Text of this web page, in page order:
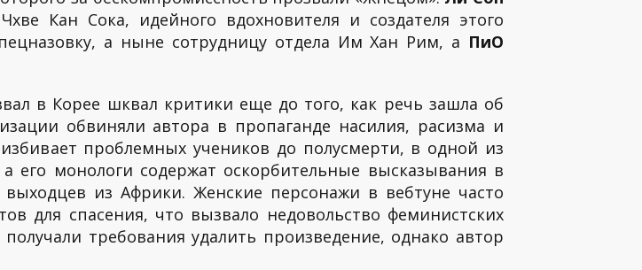
Кан Сока, идейного вдохновителя и создателя этого
а ныне сотрудницу отдела Им Хан Рим, а ПиО
в Корее шквал критики еще до того, как речь зашла об
обвиняли автора в пропаганде насилия, расизма и
проблемных учеников до полусмерти, в одной из
монологи содержат оскорбительные высказывания в
из Африки. Женские персонажи в вебтуне часто
для спасения, что вызвало недовольство феминистских
требования удалить произведение, однако автор